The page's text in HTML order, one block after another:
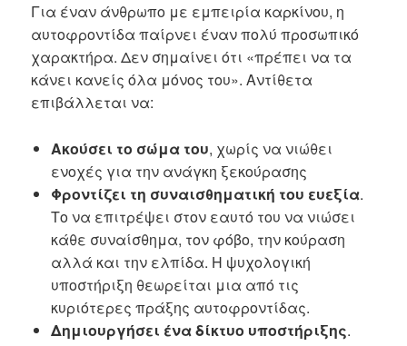
Για έναν άνθρωπο με εμπειρία καρκίνου, η
αυτοφροντίδα παίρνει έναν πολύ προσωπικό
χαρακτήρα. Δεν σημαίνει ότι «πρέπει να τα
κάνει κανείς όλα μόνος του». Αντίθετα
επιβάλλεται να:
Ακούσει το σώμα του, χωρίς να νιώθει
ενοχές για την ανάγκη ξεκούρασης
Φροντίζει τη συναισθηματική του ευεξία.
Το να επιτρέψει στον εαυτό του να νιώσει
κάθε συναίσθημα, τον φόβο, την κούραση
αλλά και την ελπίδα. Η ψυχολογική
υποστήριξη θεωρείται μια από τις
κυριότερες πράξης αυτοφροντίδας.
Δημιουργήσει ένα δίκτυο υποστήριξης.